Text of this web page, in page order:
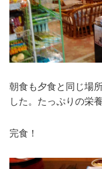
朝食も夕食と同じ場
した。たっぷりの栄
完食！